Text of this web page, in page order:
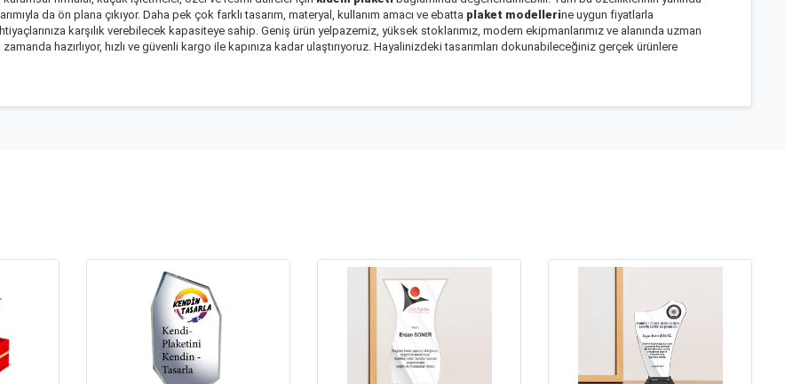
da ön plana çıkıyor. Daha pek çok farklı tasarım, materyal, kullanım amacı ve ebatta plaket modellerine uygun fiyatlarla
karşılık verebilecek kapasiteye sahip. Geniş ürün yelpazemiz, yüksek stoklarımız, modern ekipmanlarımız ve alanında uzman
hazırlıyor, hızlı ve güvenli kargo ile kapınıza kadar ulaştırıyoruz. Hayalinizdeki tasarımları dokunabileceğiniz gerçek ürünlere